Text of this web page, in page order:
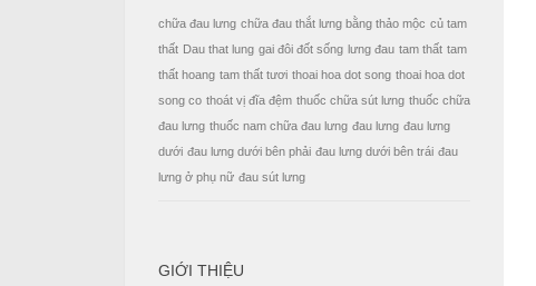
chữa đau lưng chữa đau thắt lưng bằng thảo mộc củ tam
thất Dau that lung gai đôi đốt sống lưng đau tam thất tam
thất hoang tam thất tươi thoai hoa dot song thoai hoa dot
song co thoát vị đĩa đệm thuốc chữa sút lưng thuốc chữa
đau lưng thuốc nam chữa đau lưng đau lưng đau lưng
dưới đau lưng dưới bên phải đau lưng dưới bên trái đau
lưng ở phụ nữ đau sút lưng
GIỚI THIỆU